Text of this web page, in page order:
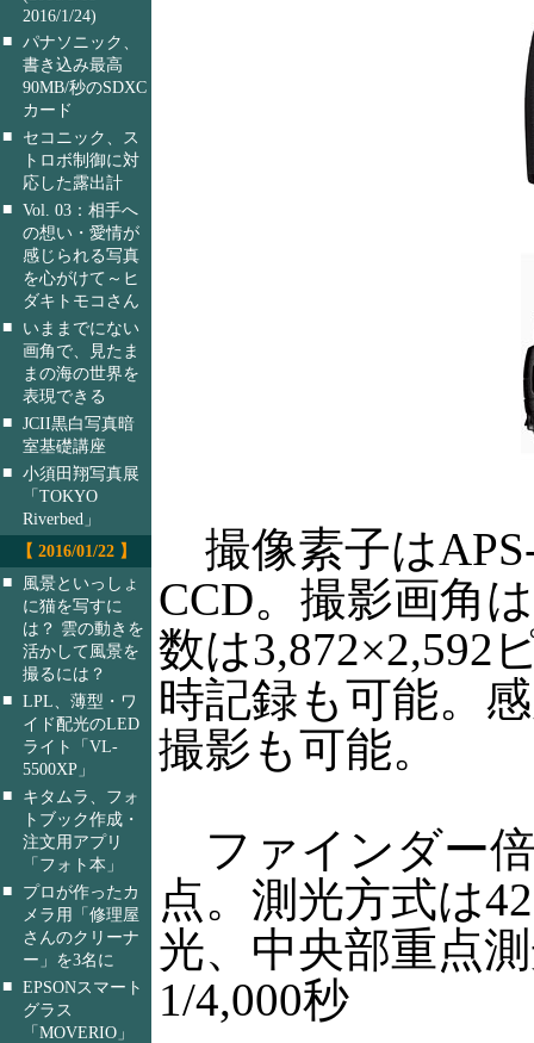
2016/1/24)
■ パナソニック、
書き込み最高
90MB/秒のSDXC
カード
■
セコニック、ス
トロボ制御に対
応した露出計
■ Vol. 03：相手へ
の想い・愛情が
感じられる写真
を心がけて～ヒ
ダキトモコさん
■
いままでにない
画角で、見たま
まの海の世界を
表現できる
■ JCII黒白写真暗
室基礎講座
■ 小須田翔写真展
「TOKYO
Riverbed」
【 2016/01/22 】
■
風景といっしょ
に猫を写すに
は？ 雲の動きを
活かして風景を
撮るには？
■ LPL、薄型・ワ
イド配光のLED
ライト「VL-
5500XP」
■
キタムラ、フォ
トブック作成・
注文用アプリ
「フォト本」
■
プロが作ったカ
メラ用「修理屋
さんのクリーナ
ー」を3名に
■ EPSONスマート
グラス
「MOVERIO」
撮像素子は
CCD。撮影画角
数は3,872×2,592
時記録も可能。
撮影も可能。
ファインダー倍
点。測光方式は
光、中央部重点
1/4,000秒